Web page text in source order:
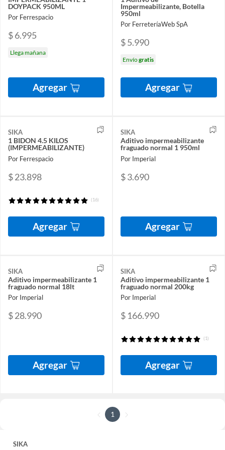
DOYPACK 950ML
Por Ferrespacio
$ 6.995
Llega mañana
Agregar
Impermeabilizante, Botella
950ml
Por FerreteríaWeb SpA
$ 5.990
Envíogratis
Agregar
SIKA
1 BIDON 4.5 KILOS
(IMPERMEABILIZANTE)
Por Ferrespacio
$ 23.898
(16)
Agregar
SIKA
Aditivo impermeabilizante
fraguado normal 1 950ml
Por Imperial
$ 3.690
Agregar
SIKA
Aditivo impermeabilizante 1
fraguado normal 18lt
Por Imperial
$ 28.990
Agregar
SIKA
Aditivo impermeabilizante 1
fraguado normal 200kg
Por Imperial
$ 166.990
(1)
Agregar
1
SIKA